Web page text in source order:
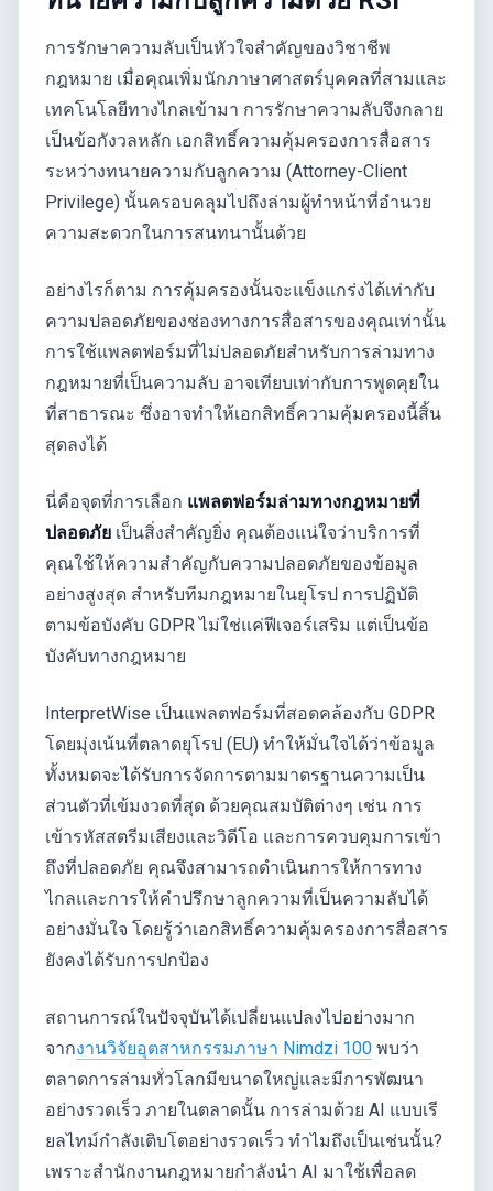
การรักษาความลับเป็นหัวใจสำคัญของวิชาชีพ
กฎหมาย เมื่อคุณเพิ่มนักภาษาศาสตร์บุคคลที่สามและ
เทคโนโลยีทางไกลเข้ามา การรักษาความลับจึงกลาย
เป็นข้อกังวลหลัก เอกสิทธิ์ความคุ้มครองการสื่อสาร
ระหว่างทนายความกับลูกความ (Attorney-Client
Privilege) นั้นครอบคลุมไปถึงล่ามผู้ทำหน้าที่อำนวย
ความสะดวกในการสนทนานั้นด้วย
อย่างไรก็ตาม การคุ้มครองนั้นจะแข็งแกร่งได้เท่ากับ
ความปลอดภัยของช่องทางการสื่อสารของคุณเท่านั้น
การใช้แพลตฟอร์มที่ไม่ปลอดภัยสำหรับการล่ามทาง
กฎหมายที่เป็นความลับ อาจเทียบเท่ากับการพูดคุยใน
ที่สาธารณะ ซึ่งอาจทำให้เอกสิทธิ์ความคุ้มครองนี้สิ้น
สุดลงได้
นี่คือจุดที่การเลือก แพลตฟอร์มล่ามทางกฎหมายที่
ปลอดภัย เป็นสิ่งสำคัญยิ่ง คุณต้องแน่ใจว่าบริการที่
คุณใช้ให้ความสำคัญกับความปลอดภัยของข้อมูล
อย่างสูงสุด สำหรับทีมกฎหมายในยุโรป การปฏิบัติ
ตามข้อบังคับ GDPR ไม่ใช่แค่ฟีเจอร์เสริม แต่เป็นข้อ
บังคับทางกฎหมาย
InterpretWise เป็นแพลตฟอร์มที่สอดคล้องกับ GDPR
โดยมุ่งเน้นที่ตลาดยุโรป (EU) ทำให้มั่นใจได้ว่าข้อมูล
ทั้งหมดจะได้รับการจัดการตามมาตรฐานความเป็น
ส่วนตัวที่เข้มงวดที่สุด ด้วยคุณสมบัติต่างๆ เช่น การ
เข้ารหัสสตรีมเสียงและวิดีโอ และการควบคุมการเข้า
ถึงที่ปลอดภัย คุณจึงสามารถดำเนินการให้การทาง
ไกลและการให้คำปรึกษาลูกความที่เป็นความลับได้
อย่างมั่นใจ โดยรู้ว่าเอกสิทธิ์ความคุ้มครองการสื่อสาร
ยังคงได้รับการปกป้อง
สถานการณ์ในปัจจุบันได้เปลี่ยนแปลงไปอย่างมาก
จากงานวิจัยอุตสาหกรรมภาษา Nimdzi 100 พบว่า
ตลาดการล่ามทั่วโลกมีขนาดใหญ่และมีการพัฒนา
อย่างรวดเร็ว ภายในตลาดนั้น การล่ามด้วย AI แบบเรี
ยลไทม์กำลังเติบโตอย่างรวดเร็ว ทำไมถึงเป็นเช่นนั้น?
เพราะสำนักงานกฎหมายกำลังนำ AI มาใช้เพื่อลด